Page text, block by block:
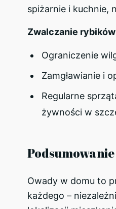
spiżarnie i kuchnie,
Zwalczanie
Ograniczenie
Zamgławianie i
Regularne
żywności w
Podsumowanie
Owady w domu to
każdego –